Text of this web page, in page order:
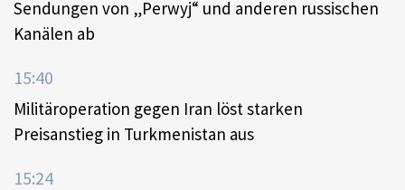
Sendungen von „Perwyj“ und anderen russischen
Kanälen ab
15:40
Militäroperation gegen Iran löst starken
Preisanstieg in Turkmenistan aus
15:24